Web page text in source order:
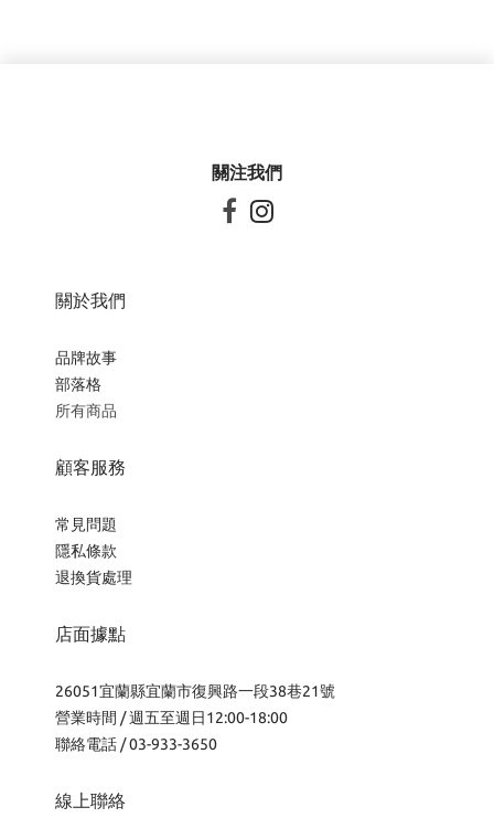
關注我們
 
關於我們
品牌故事
部落格
所有商品
顧客服務
常見問題
隱私條款
退換貨處理
店面據點
26051宜蘭縣宜蘭市復興路一段38巷21號
營業時間 / 週五至週日12:00-18:00
聯絡電話 / 03-933-3650
線上聯絡